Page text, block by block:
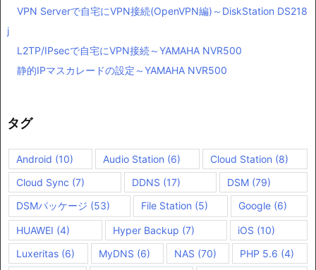
VPN Serverで自宅にVPN接続(OpenVPN編)～DiskStation DS218
j
L2TP/IPsecで自宅にVPN接続～YAMAHA NVR500
静的IPマスカレードの設定～YAMAHA NVR500
タグ
Android (10) Audio Station (6) Cloud Station (8)
Cloud Sync (7) DDNS (17) DSM (79)
DSMパッケージ (53) File Station (5) Google (6)
HUAWEI (4) Hyper Backup (7) iOS (10)
Luxeritas (6) MyDNS (6) NAS (70) PHP 5.6 (4)